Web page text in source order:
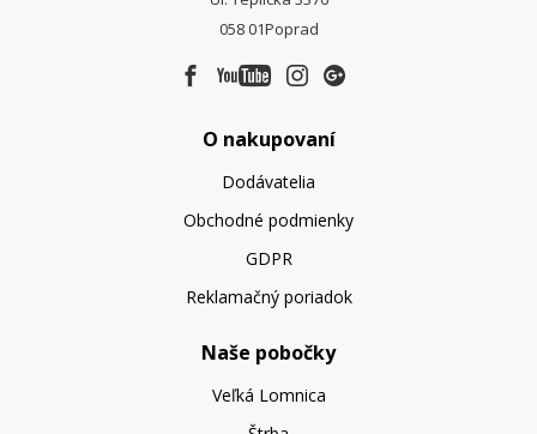
058 01Poprad
O nakupovaní
Dodávatelia
Obchodné podmienky
GDPR
Reklamačný poriadok
Naše pobočky
Veľká Lomnica